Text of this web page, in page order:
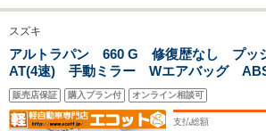
スズキ
アルトラパン 660 G 修復歴なし プッ
AT(4速) 手動ミラー Wエアバッグ
エアコン ETC 社外ナビ(CD/ワンセグ)
ドライト 純正ホイールキャップ チルト
グ シートリフター
販売店保証 購入プラン付 オンライン相談可
支払総額